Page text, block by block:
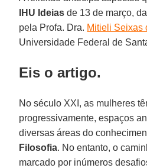
IHU Ideias de 13 de março,
pela Profa. Dra. Mitieli Seixas
Universidade Federal de
Eis o artigo.
No século XXI, as mulheres
progressivamente, espaços
diversas áreas do
Filosofia. No entanto, o
marcado por inúmeros